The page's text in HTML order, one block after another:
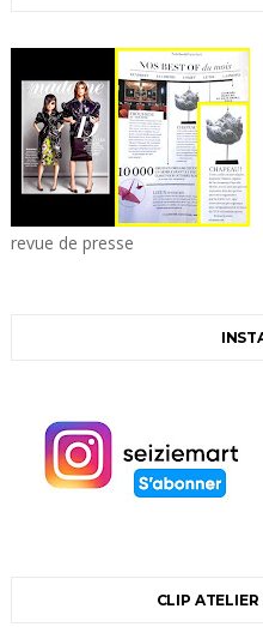
revue de presse
CLIP